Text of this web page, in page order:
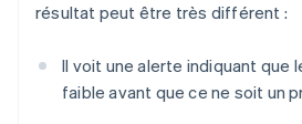
résultat peut être très différent :
Il voit une alerte indiquant que
faible avant que ce ne soit un